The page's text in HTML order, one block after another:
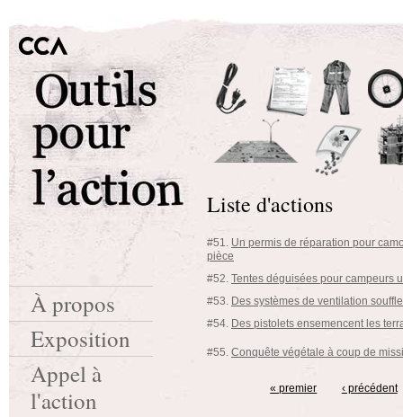
Liste d'actions
#51.
Un permis de réparation pour
pièce
#52. Tentes déguisées pour campeurs
#53. Des systèmes de ventilation
#54. Des pistolets ensemencent les
#55. Conquête végétale à coup de
« premier ‹ précédent
À propos
Exposition
Appel à
l'action